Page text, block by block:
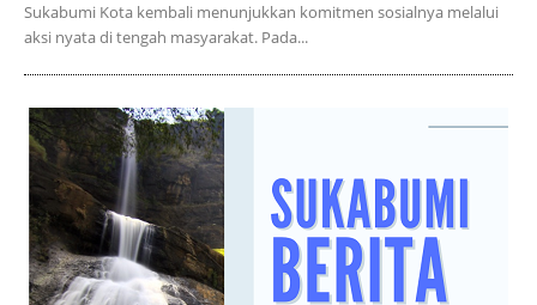
Sukabumi Kota kembali menunjukkan komitmen sosialnya melalui
aksi nyata di tengah masyarakat. Pada...